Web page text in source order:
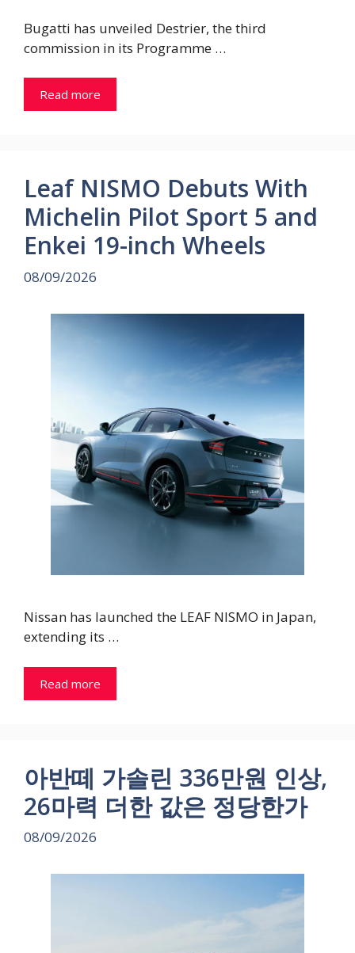
Bugatti has unveiled Destrier, the third
commission in its Programme …
Read more
Leaf NISMO Debuts With
Michelin Pilot Sport 5 and
Enkei 19-inch Wheels
08/09/2026
Nissan has launched the LEAF NISMO in Japan,
extending its …
Read more
아반떼 가솔린 336만원 인상,
26마력 더한 값은 정당한가
08/09/2026